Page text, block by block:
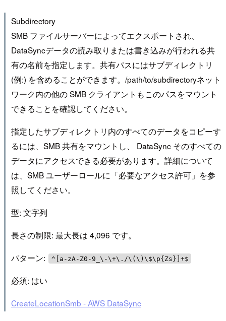
Subdirectory
SMB ファイルサーバーによってエクスポートされ、
DataSyncデータの読み取りまたは書き込みが行われる共
有の名前を指定します。共有パスにはサブディレクトリ
(例:) を含めることができます。/path/to/subdirectoryネット
ワーク内の他の SMB クライアントもこのパスをマウント
できることを確認してください。
指定したサブディレクトリ内のすべてのデータをコピーす
るには、SMB 共有をマウントし、 DataSync そのすべての
データにアクセスできる必要があります。詳細について
は、SMB ユーザーロールに「必要なアクセス許可」を参
照してください。
型: 文字列
長さの制限: 最大長は 4,096 です。
パターン: ^[a-zA-Z0-9_\-\+\./\(\)\$\p{Zs}]+$
必須: はい
CreateLocationSmb - AWS DataSync